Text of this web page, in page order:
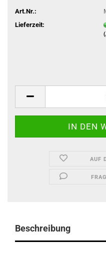
Art.Nr.:
Lieferzeit:
AUF
Beschreibung